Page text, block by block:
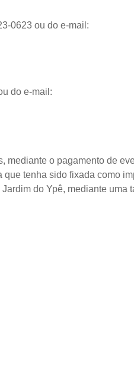
0623 ou do e-mail:
do e-mail:
mediante o pagamento de
tenha sido fixada como
do Ypê, mediante uma